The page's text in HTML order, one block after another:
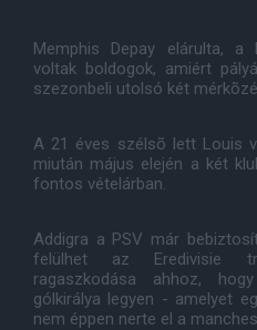
Memphis Depay elárulta, a
voltak boldogok, amiért
szezonbeli utolsó két
A 21 éves szélsõ lett Louis
miután május elején a két
fontos vételárban.
Addigra a PSV már
felülhet az Eredivisie
ragaszkodása ahhoz,
gólkirálya legyen - amelyet
nem éppen nerte el a